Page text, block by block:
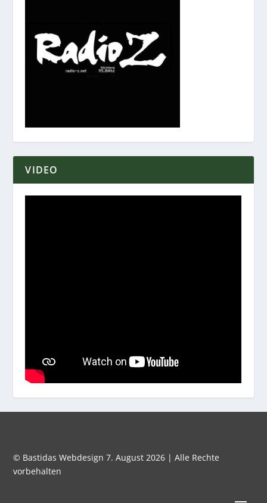
VIDEO
© Bastidas Webdesign 7. August 2026 | Alle Rechte
vorbehalten